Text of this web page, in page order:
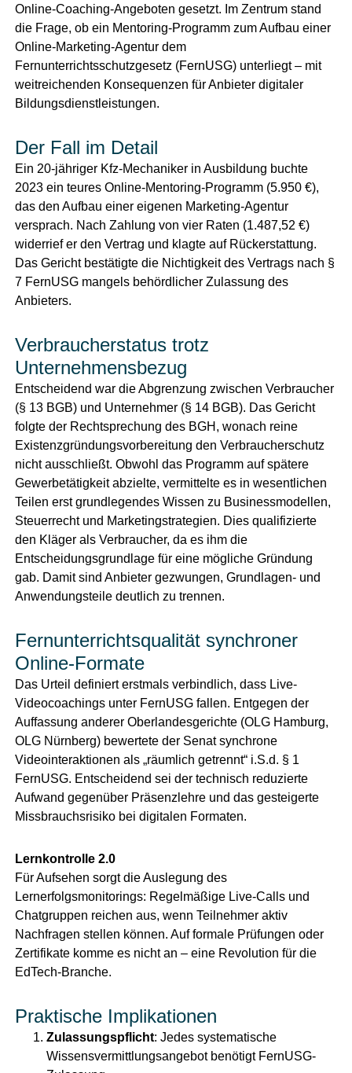
Online-Coaching-Angeboten gesetzt. Im Zentrum stand
die Frage, ob ein Mentoring-Programm zum Aufbau einer
Online-Marketing-Agentur dem
Fernunterrichtsschutzgesetz (FernUSG) unterliegt – mit
weitreichenden Konsequenzen für Anbieter digitaler
Bildungsdienstleistungen.
Der Fall im Detail
Ein 20-jähriger Kfz-Mechaniker in Ausbildung buchte
2023 ein teures Online-Mentoring-Programm (5.950 €),
das den Aufbau einer eigenen Marketing-Agentur
versprach. Nach Zahlung von vier Raten (1.487,52 €)
widerrief er den Vertrag und klagte auf Rückerstattung.
Das Gericht bestätigte die Nichtigkeit des Vertrags nach §
7 FernUSG mangels behördlicher Zulassung des
Anbieters.
Verbraucherstatus trotz
Unternehmensbezug
Entscheidend war die Abgrenzung zwischen Verbraucher
(§ 13 BGB) und Unternehmer (§ 14 BGB). Das Gericht
folgte der Rechtsprechung des BGH, wonach reine
Existenzgründungsvorbereitung den Verbraucherschutz
nicht ausschließt. Obwohl das Programm auf spätere
Gewerbetätigkeit abzielte, vermittelte es in wesentlichen
Teilen erst grundlegendes Wissen zu Businessmodellen,
Steuerrecht und Marketingstrategien. Dies qualifizierte
den Kläger als Verbraucher, da es ihm die
Entscheidungsgrundlage für eine mögliche Gründung
gab. Damit sind Anbieter gezwungen, Grundlagen- und
Anwendungsteile deutlich zu trennen.
Fernunterrichtsqualität synchroner
Online-Formate
Das Urteil definiert erstmals verbindlich, dass Live-
Videocoachings unter FernUSG fallen. Entgegen der
Auffassung anderer Oberlandesgerichte (OLG Hamburg,
OLG Nürnberg) bewertete der Senat synchrone
Videointeraktionen als „räumlich getrennt“ i.S.d. § 1
FernUSG. Entscheidend sei der technisch reduzierte
Aufwand gegenüber Präsenzlehre und das gesteigerte
Missbrauchsrisiko bei digitalen Formaten.
Lernkontrolle 2.0
Für Aufsehen sorgt die Auslegung des
Lernerfolgsmonitorings: Regelmäßige Live-Calls und
Chatgruppen reichen aus, wenn Teilnehmer aktiv
Nachfragen stellen können. Auf formale Prüfungen oder
Zertifikate komme es nicht an – eine Revolution für die
EdTech-Branche.
Praktische Implikationen
Zulassungspflicht: Jedes systematische
Wissensvermittlungsangebot benötigt FernUSG-